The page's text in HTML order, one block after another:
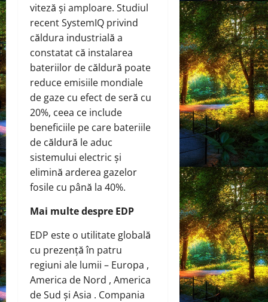
viteză și amploare. Studiul
recent SystemIQ privind
căldura industrială a
constatat că instalarea
bateriilor de căldură poate
reduce emisiile mondiale
de gaze cu efect de seră cu
20%, ceea ce include
beneficiile pe care bateriile
de căldură le aduc
sistemului electric și
elimină arderea gazelor
fosile cu până la 40%.
Mai multe despre EDP
EDP este o utilitate globală
cu prezență în patru
regiuni ale lumii – Europa ,
America de Nord , America
de Sud și Asia . Compania